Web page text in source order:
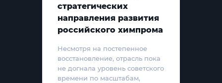
стратегических
направления развития
российского химпрома
Несмотря на постепенное
восстановление, отрасль пока
не догнала уровень советского
времени по масштабам,